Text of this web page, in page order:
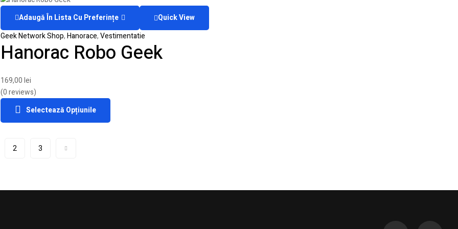
Adaugă În Lista Cu Preferințe
Quick View
Geek Network Shop,Hanorace,Vestimentatie
Hanorac Robo Geek
169,00lei
(0 reviews)
Selectează Opțiunile
2 3